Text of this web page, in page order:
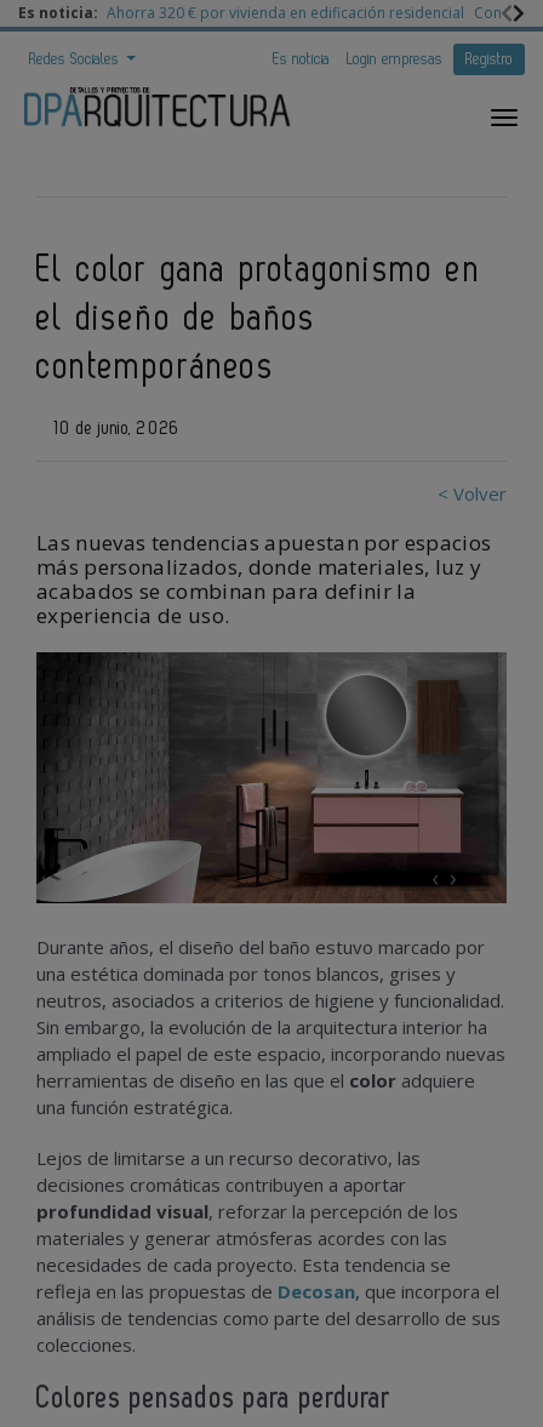
Es noticia: Ahorra 320 € por vivienda en edificación residencial
Redes Sociales Es noticia Login empresas Registro
El color gana protagonismo en
el diseño de baños
contemporáneos
10 de junio, 2026
< Volver
Las nuevas tendencias apuestan por espacios
más personalizados, donde materiales, luz y
acabados se combinan para definir la
experiencia de uso.
‹ ›
Durante años, el diseño del baño estuvo marcado por
una estética dominada por tonos blancos, grises y
neutros, asociados a criterios de higiene y funcionalidad.
Sin embargo, la evolución de la arquitectura interior ha
ampliado el papel de este espacio, incorporando nuevas
herramientas de diseño en las que el color adquiere
una función estratégica.
Lejos de limitarse a un recurso decorativo, las
decisiones cromáticas contribuyen a aportar
profundidad visual, reforzar la percepción de los
materiales y generar atmósferas acordes con las
necesidades de cada proyecto. Esta tendencia se
refleja en las propuestas de Decosan, que incorpora el
análisis de tendencias como parte del desarrollo de sus
colecciones.
Colores pensados para perdurar